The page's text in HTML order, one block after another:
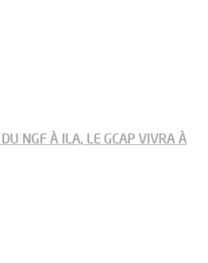
NGF À ILA, LE GCAP VIVRA À